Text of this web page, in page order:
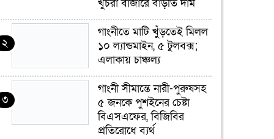
খুচরা বাজারে বাড়তি দাম
২
গাংনীতে মাটি খুঁড়তেই মিলল
১০ ল্যান্ডমাইন, ৫ টুলবক্স;
এলাকায় চাঞ্চল্য
৩
গাংনী সীমান্তে নারী-পুরুষসহ
৫ জনকে পুশইনের চেষ্টা
বিএসএফের, বিজিবির
প্রতিরোধে ব্যর্থ